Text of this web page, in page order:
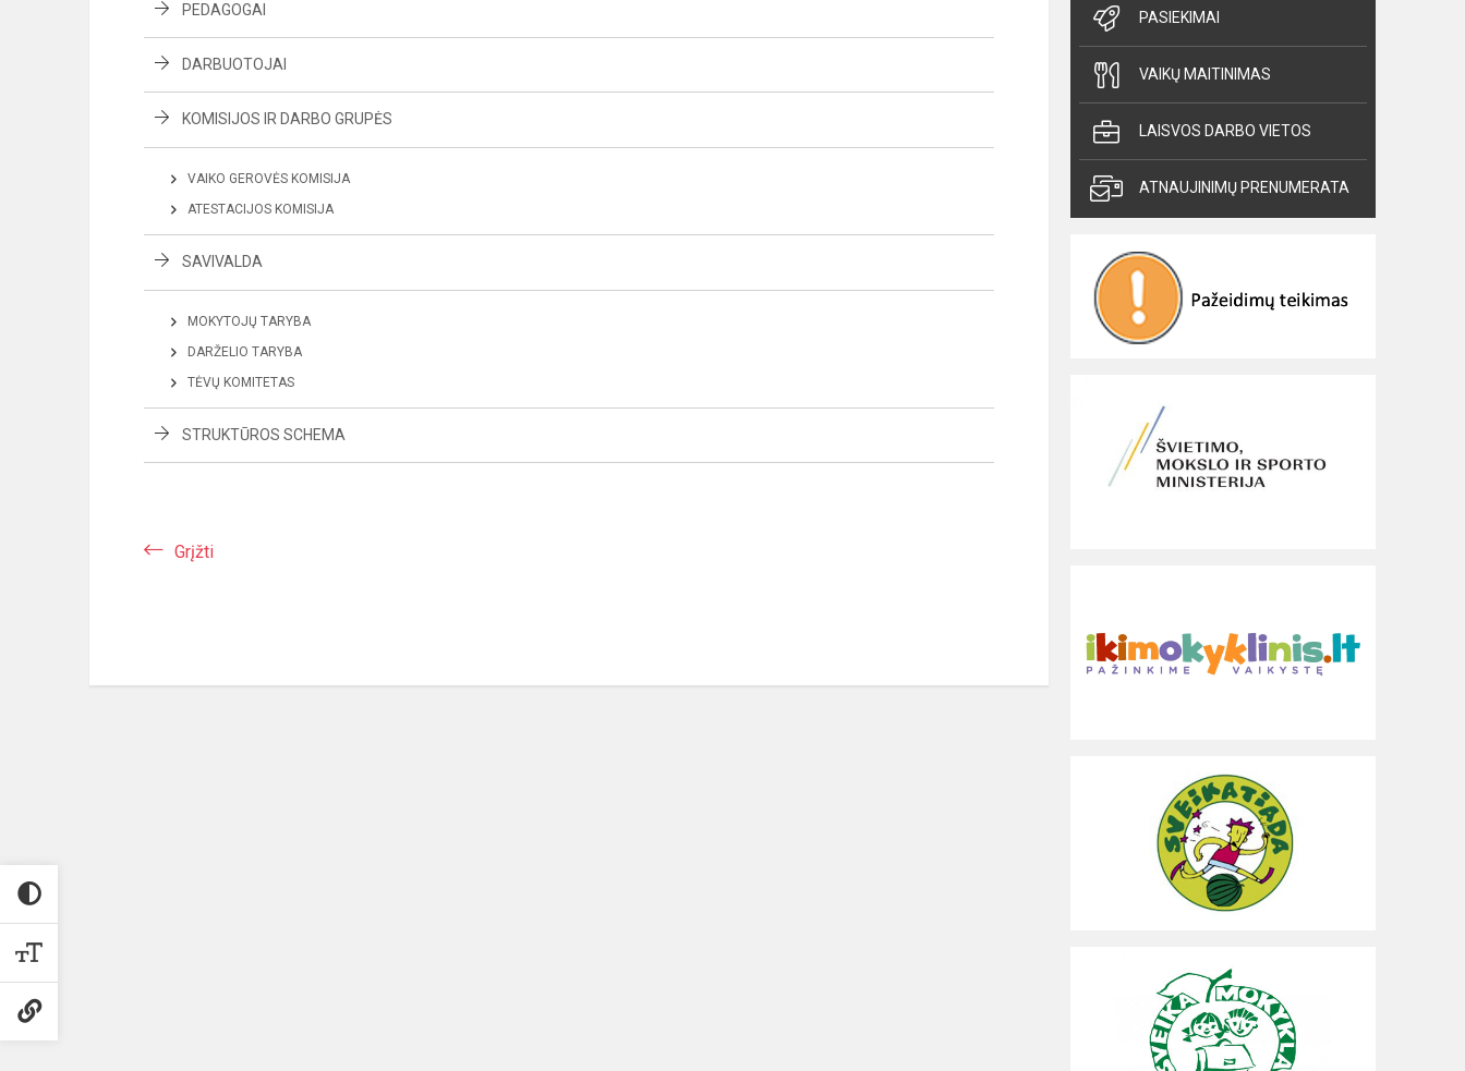
PEDAGOGAI
DARBUOTOJAI
KOMISIJOS IR DARBO GRUPĖS
VAIKO GEROVĖS KOMISIJA
ATESTACIJOS KOMISIJA
SAVIVALDA
MOKYTOJŲ TARYBA
DARŽELIO TARYBA
TĖVŲ KOMITETAS
STRUKTŪROS SCHEMA
Grįžti
PASIEKIMAI
VAIKŲ MAITINIMAS
LAISVOS DARBO VIETOS
ATNAUJINIMŲ PRENUMERATA